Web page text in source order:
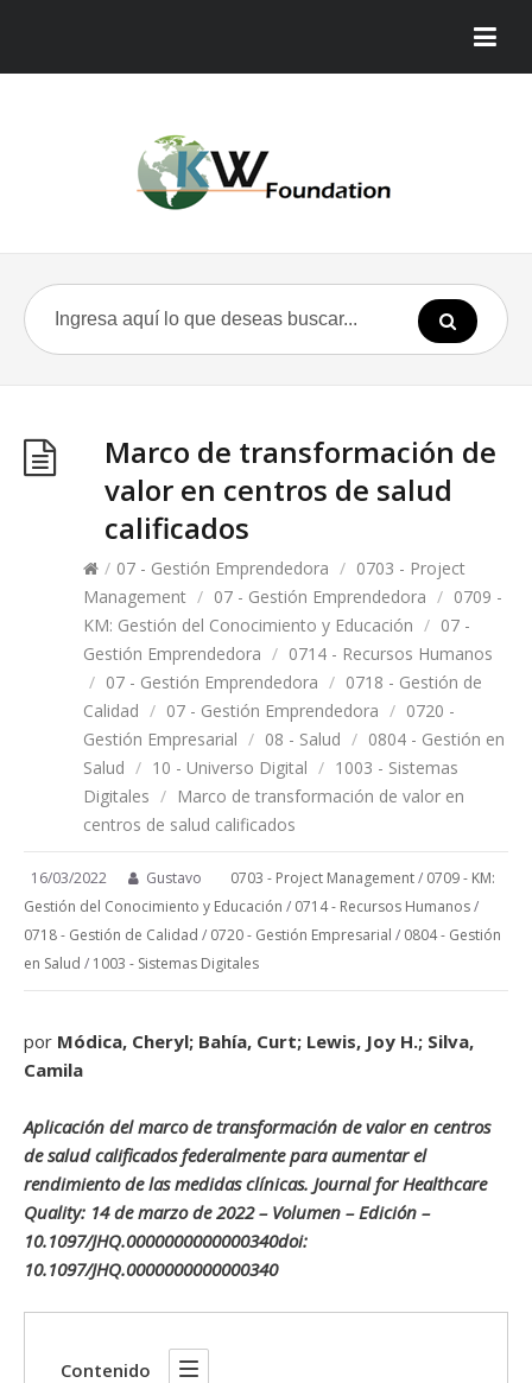
Marco de transformación de
valor en centros de salud
calificados
/ 07 - Gestión Emprendedora / 0703 - Project
Management / 07 - Gestión Emprendedora / 0709 -
KM: Gestión del Conocimiento y Educación / 07 -
Gestión Emprendedora / 0714 - Recursos Humanos
/ 07 - Gestión Emprendedora / 0718 - Gestión de
Calidad / 07 - Gestión Emprendedora / 0720 -
Gestión Empresarial / 08 - Salud / 0804 - Gestión en
Salud / 10 - Universo Digital / 1003 - Sistemas
Digitales / Marco de transformación de valor en
centros de salud calificados
16/03/2022 Gustavo 0703 - Project Management/ 0709 - KM:
Gestión del Conocimiento y Educación / 0714 - Recursos Humanos/
0718 - Gestión de Calidad / 0720 - Gestión Empresarial / 0804 - Gestión
en Salud / 1003 - Sistemas Digitales
por Módica, Cheryl; Bahía, Curt; Lewis, Joy H.; Silva,
Camila
Aplicación del marco de transformación de valor en centros
de salud calificados federalmente para aumentar el
rendimiento de las medidas clínicas. Journal for Healthcare
Quality: 14 de marzo de 2022 – Volumen – Edición –
10.1097/JHQ.0000000000000340doi:
10.1097/JHQ.0000000000000340
Contenido